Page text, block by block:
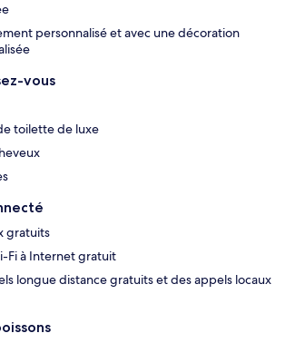
personnalisé et avec une décoration
vous
toilette de luxe
gratuits
Fi à Internet gratuit
longue distance gratuits et des appels locaux